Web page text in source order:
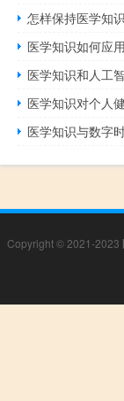
怎样保持医学知
医学知识如何应
医学知识和人工
医学知识对个人
医学知识与数字
Copyright © 2021-2023